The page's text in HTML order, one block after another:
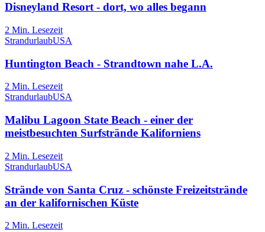
Disneyland Resort - dort, wo alles begann
2 Min. Lesezeit
StrandurlaubUSA
Huntington Beach - Strandtown nahe L.A.
2 Min. Lesezeit
StrandurlaubUSA
Malibu Lagoon State Beach - einer der
meistbesuchten Surfstrände Kaliforniens
2 Min. Lesezeit
StrandurlaubUSA
Strände von Santa Cruz - schönste Freizeitstrände
an der kalifornischen Küste
2 Min. Lesezeit